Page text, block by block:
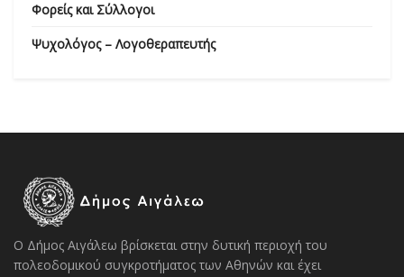
Φορείς και Σύλλογοι
Ψυχολόγος – Λογοθεραπευτής
Ο Δήμος Αιγάλεω βρίσκεται στην δυτική περιοχή του
πολεοδομικού συγκροτήματος των Αθηνών και έχει